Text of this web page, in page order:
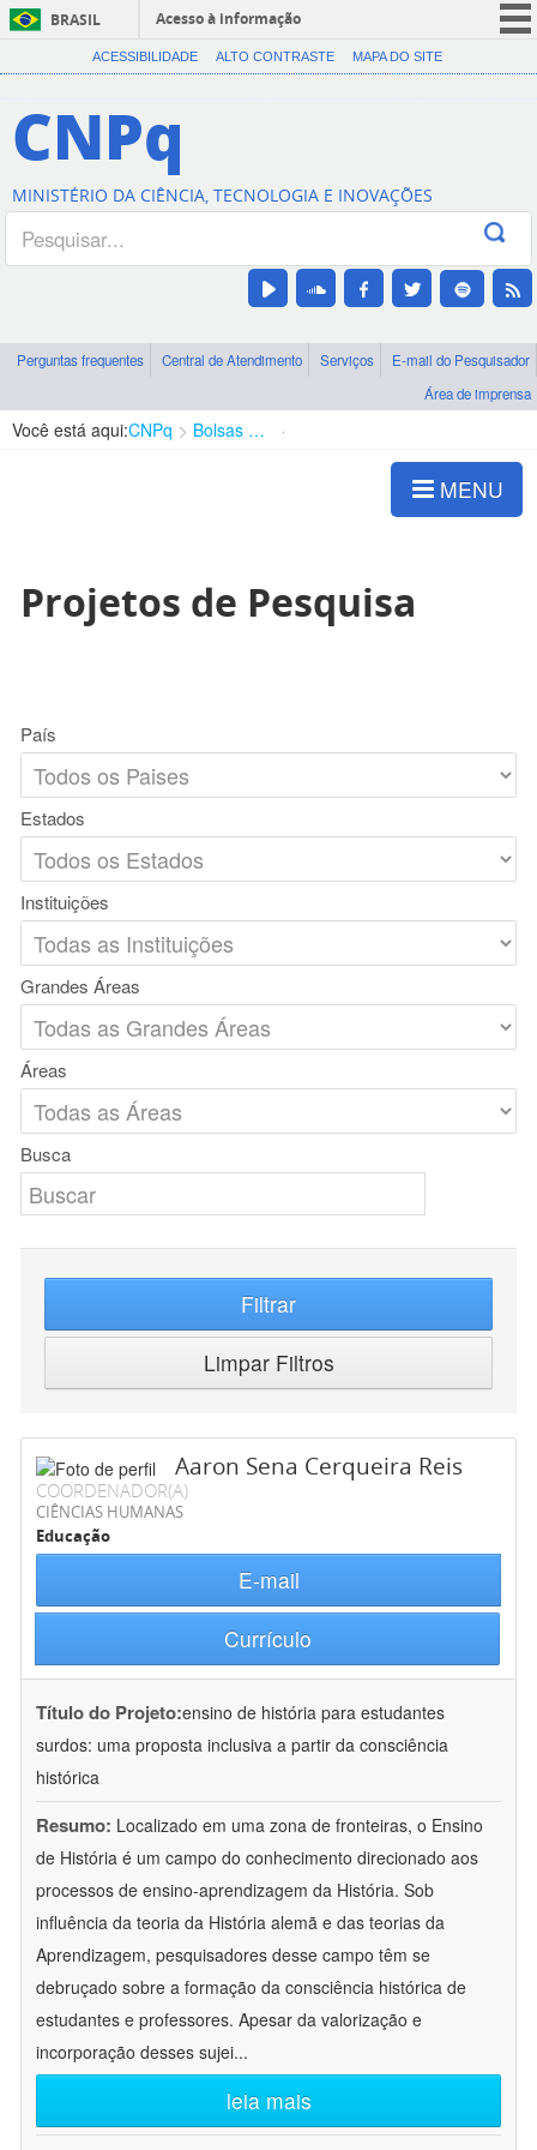
BRASIL
Acesso à informação
CORONAVÍRUS (COVID-19)
Canais
ACESSIBILIDADE ALTO CONTRASTE MAPA DO SITE
CNPq
MINISTÉRIO DA CIÊNCIA, TECNOLOGIA E INOVAÇÕES
Perguntas frequentes Central de Atendimento Serviços
E-mail do Pesquisador
Área de imprensa
Você está aqui:CNPq Bolsas e Auxílios Vigentes
MENU
Projetos de Pesquisa
País
Estados
Instituições
Grandes Áreas
Áreas
Busca
Filtrar
Limpar Filtros
Aaron Sena Cerqueira Reis
COORDENADOR(A)
CIÊNCIAS HUMANAS
Educação
E-mail
Currículo
Título do Projeto:ensino de história para estudantes
surdos: uma proposta inclusiva a partir da consciência
histórica
Resumo: Localizado em uma zona de fronteiras, o Ensino
de História é um campo do conhecimento direcionado aos
processos de ensino-aprendizagem da História. Sob
influência da teoria da História alemã e das teorias da
Aprendizagem, pesquisadores desse campo têm se
debruçado sobre a formação da consciência histórica de
estudantes e professores. Apesar da valorização e
incorporação desses sujei...
leia mais